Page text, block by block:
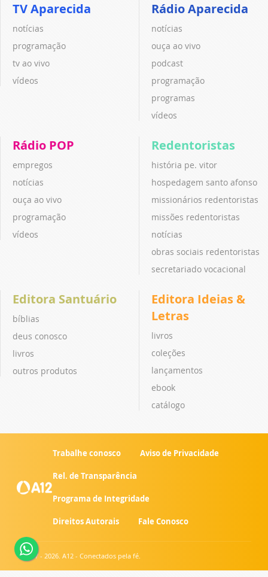
TV Aparecida
notícias
programação
tv ao vivo
vídeos
Rádio Aparecida
notícias
ouça ao vivo
podcast
programação
programas
vídeos
Rádio POP
empregos
notícias
ouça ao vivo
programação
vídeos
Redentoristas
história pe. vitor
hospedagem santo afonso
missionários redentoristas
missões redentoristas
notícias
obras sociais redentoristas
secretariado vocacional
Editora Santuário
bíblias
deus conosco
livros
outros produtos
Editora Ideias &
Letras
livros
coleções
lançamentos
ebook
catálogo
Trabalhe conosco Aviso de Privacidade
Rel. de Transparência
Programa de Integridade
Direitos Autorais Fale Conosco
© 2007 - 2026. A12 - Conectados pela fé.